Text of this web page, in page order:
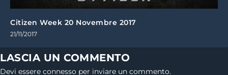
Citizen Week 20 Novembre 2017
21/11/2017
LASCIA UN COMMENTO
Devi essere connesso per inviare un commento.